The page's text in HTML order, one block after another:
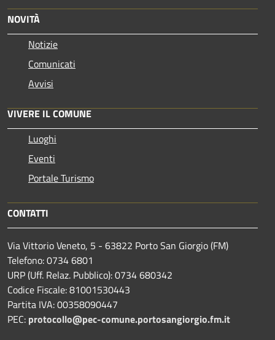
NOVITÀ
Notizie
Comunicati
Avvisi
VIVERE IL COMUNE
Luoghi
Eventi
Portale Turismo
CONTATTI
Via Vittorio Veneto, 5 - 63822 Porto San Giorgio (FM)
Telefono: 0734 6801
URP (Uff. Relaz. Pubblico): 0734 680342
Codice Fiscale: 81001530443
Partita IVA: 00358090447
PEC: protocollo@pec-comune.portosangiorgio.fm.it